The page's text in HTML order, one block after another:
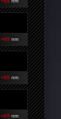
+65nm
+65nm
+65nm